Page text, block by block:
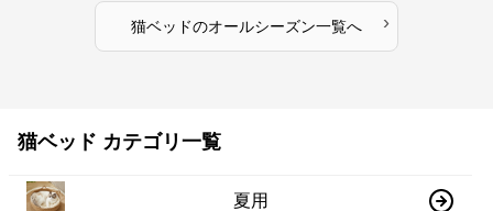
猫ベッドのオールシーズン一覧へ ›
猫ベッド カテゴリ一覧
夏用